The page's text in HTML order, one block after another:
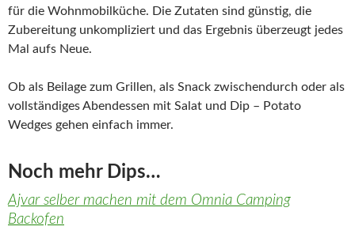
für die Wohnmobilküche. Die Zutaten sind günstig, die
Zubereitung unkompliziert und das Ergebnis überzeugt jedes
Mal aufs Neue.
Ob als Beilage zum Grillen, als Snack zwischendurch oder als
vollständiges Abendessen mit Salat und Dip – Potato
Wedges gehen einfach immer.
Noch mehr Dips…
Ajvar selber machen mit dem Omnia Camping
Backofen